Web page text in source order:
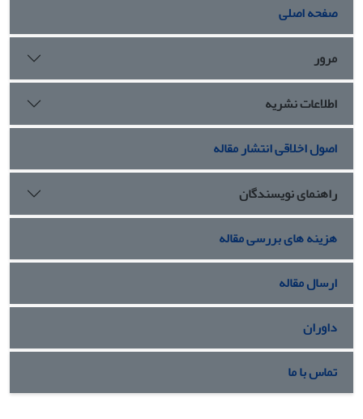
صفحه اصلی
مرور
اطلاعات نشریه
اصول اخلاقی انتشار مقاله
راهنمای نویسندگان
هزینه های بررسی مقاله
ارسال مقاله
داوران
تماس با ما